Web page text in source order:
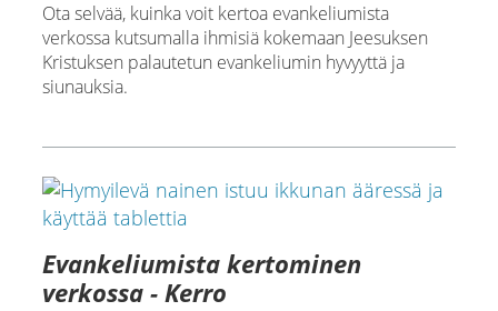
Ota selvää, kuinka voit kertoa evankeliumista
verkossa kutsumalla ihmisiä kokemaan Jeesuksen
Kristuksen palautetun evankeliumin hyvyyttä ja
siunauksia.
Evankeliumista kertominen
verkossa - Kerro